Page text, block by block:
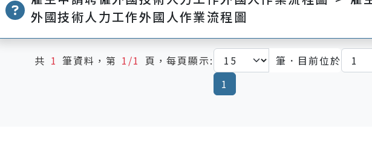
外國技術人力工作外國人作業流程圖
共 1筆資料，第 1/1 頁，每頁顯示: 筆．目前位於
1